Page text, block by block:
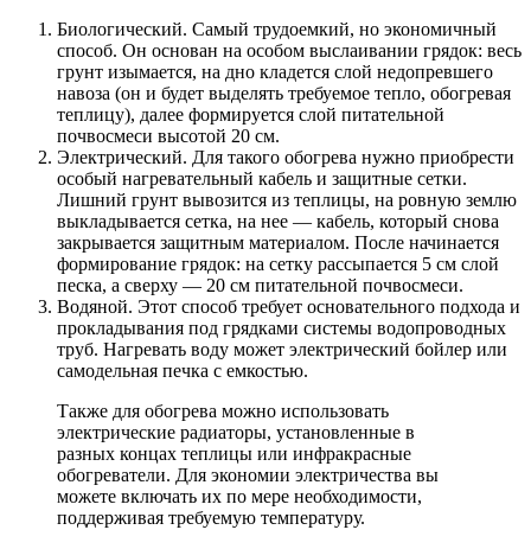
Биологический. Самый трудоемкий, но экономичный
способ. Он основан на особом выслаивании грядок: весь
грунт изымается, на дно кладется слой недопревшего
навоза (он и будет выделять требуемое тепло, обогревая
теплицу), далее формируется слой питательной
почвосмеси высотой 20 см.
Электрический. Для такого обогрева нужно приобрести
особый нагревательный кабель и защитные сетки.
Лишний грунт вывозится из теплицы, на ровную землю
выкладывается сетка, на нее — кабель, который снова
закрывается защитным материалом. После начинается
формирование грядок: на сетку рассыпается 5 см слой
песка, а сверху — 20 см питательной почвосмеси.
Водяной. Этот способ требует основательного подхода и
прокладывания под грядками системы водопроводных
труб. Нагревать воду может электрический бойлер или
самодельная печка с емкостью.
Также для обогрева можно использовать
электрические радиаторы, установленные в
разных концах теплицы или инфракрасные
обогреватели. Для экономии электричества вы
можете включать их по мере необходимости,
поддерживая требуемую температуру.